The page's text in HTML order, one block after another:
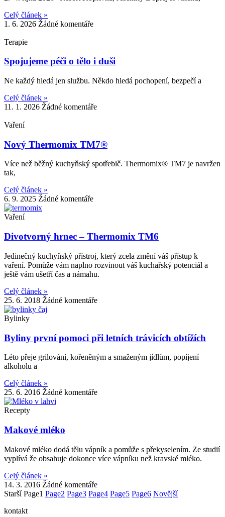
Celý článek »
1. 6. 2026 Žádné komentáře
Terapie
Spojujeme péči o tělo i duši
Ne každý hledá jen službu. Někdo hledá pochopení, bezpečí a
Celý článek »
11. 1. 2026 Žádné komentáře
Vaření
Nový Thermomix TM7®
Více než běžný kuchyňský spotřebič. Thermomix® TM7 je navržen
tak,
Celý článek »
6. 9. 2025 Žádné komentáře
Vaření
Divotvorný hrnec – Thermomix TM6
Jedinečný kuchyňský přístroj, který zcela změní váš přístup k
vaření. Pomůže vám naplno rozvinout váš kuchařský potenciál a
ještě vám ušetří čas a námahu.
Celý článek »
25. 6. 2018 Žádné komentáře
Bylinky
Byliny první pomoci při letních trávicích obtížích
Léto přeje grilování, kořeněným a smaženým jídlům, popíjení
alkoholu a
Celý článek »
25. 6. 2016 Žádné komentáře
Recepty
Makové mléko
Makové mléko dodá tělu vápník a pomůže s překyselením. Ze studií
vyplívá že obsahuje dokonce více vápníku než kravské mléko.
Celý článek »
14. 3. 2016 Žádné komentáře
Starší Page1 Page2 Page3 Page4 Page5 Page6 Novější
kontakt